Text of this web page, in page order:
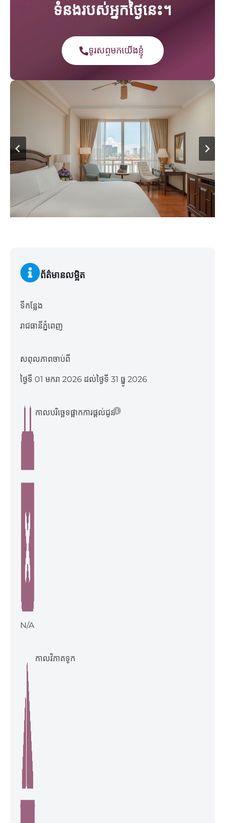
ទំនងរបស់អ្នកថ្ងៃនេះ។
ទូរសព្ទមកយើងខ្ញុំ
ព័ត៌មានលម្អិត
ទីកន្លែង
រាជធានីភ្នំពេញ
សពុលភាពចាប់ពី
ថ្ងៃទី 01 មករា 2026 ដល់ថ្ងៃទី 31 ធ្នូ 2026
កាលបរិច្ឆេទផ្អាកការផ្ដល់ជូន
N/A
កាលវិភាគទូក